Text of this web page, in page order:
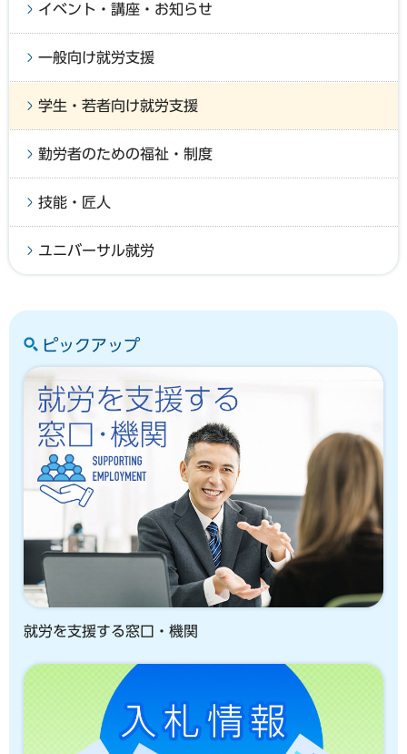
イベント・講座・お知らせ
一般向け就労支援
学生・若者向け就労支援
勤労者のための福祉・制度
技能・匠人
ユニバーサル就労
ピックアップ
就労を支援する窓口・機関